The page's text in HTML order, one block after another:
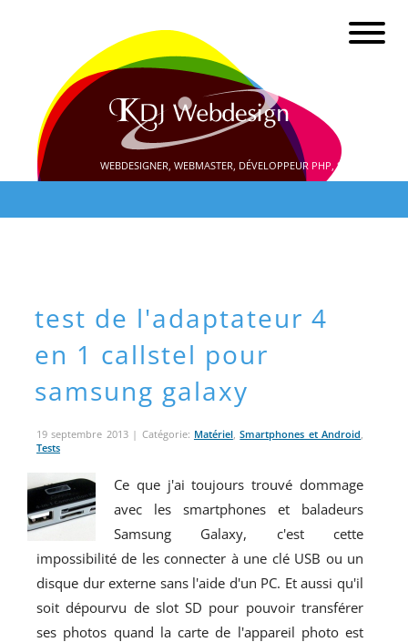
WEBDESIGNER, WEBMASTER, DÉVELOPPEUR PHP, SEO
test de l'adaptateur 4
en 1 callstel pour
samsung galaxy
19 septembre 2013 | Catégorie: Matériel,Smartphones et Android,
Tests
Ce que j'ai toujours trouvé dommage
avec les smartphones et baladeurs
Samsung Galaxy, c'est cette
impossibilité de les connecter à une clé USB ou un
disque dur externe sans l'aide d'un PC. Et aussi qu'il
soit dépourvu de slot SD pour pouvoir transférer
ses photos quand la carte de l'appareil photo est